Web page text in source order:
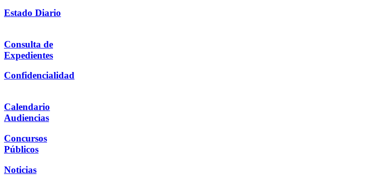
Estado Diario
Consulta de
Expedientes
Confidencialidad
Calendario
Audiencias
Concursos
Públicos
Noticias